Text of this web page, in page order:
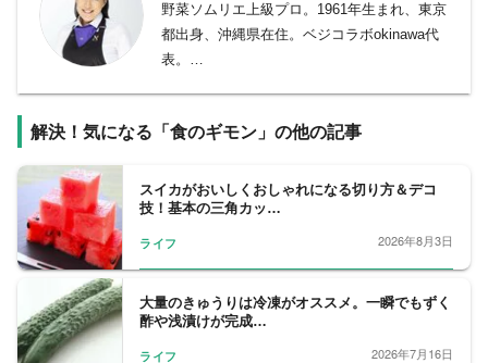
野菜ソムリエ上級プロ。1961年生まれ、東京
都出身、沖縄県在住。ベジコラボokinawa代
表。
ちにフリーランスとして独立し、食と医療分
して活動。1999年、沖縄ならではの文化や自
然に魅せられて家族とともに移住。2008年、
野菜ソムリエ（初級）資格取得を皮切りに、
の野菜ソムリエが頂点を競い合う全国大会
「野菜ソムリエアワード」にて銀賞を受賞。
2019年、野菜ソムリエ上級プロ取得。
解決！気になる「食のギモン」の他の記事
スイカがおいしくおしゃれになる切り方＆デコ
技！基本の三角カッ…
ライフ 2026年8月3日
大量のきゅうりは冷凍がオススメ。一瞬でもずく
酢や浅漬けが完成…
ライフ 2026年7月16日